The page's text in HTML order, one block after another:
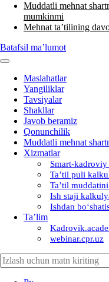
Muddatli mehnat
mumkinmi
Mehnat ta’tilining
Batafsil ma’lumot
Maslahatlar
Yangiliklar
Tavsiyalar
Shakllar
Javob beramiz
Qonunchilik
Muddatli mehnat
Xizmatlar
Smart-
Ta’til puli
Ta’til
Ish staji
Ishdan
Ta’lim
webinar.cpr.uz